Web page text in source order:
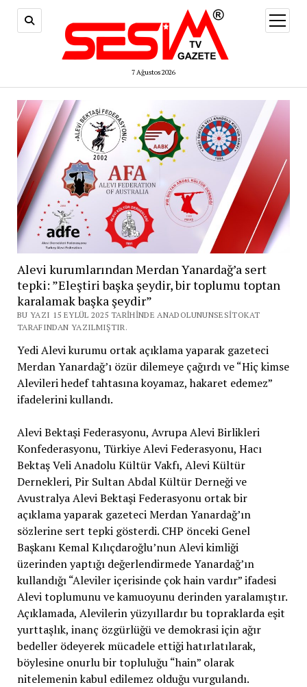
7 Ağustos 2026
aç
Alevi kurumlarından Merdan Yanardağ’a sert
tepki: ”Eleştiri başka şeydir, bir toplumu toptan
karalamak başka şeydir”
BU YAZI 15 EYLÜL 2025 TARIHINDE ANADOLUNUNSESITOKAT
TARAFINDAN YAZILMIŞTIR.
Yedi Alevi kurumu ortak açıklama yaparak gazeteci
Merdan Yanardağ’ı özür dilemeye çağırdı ve “Hiç kimse
Alevileri hedef tahtasına koyamaz, hakaret edemez”
ifadelerini kullandı.
Alevi Bektaşi Federasyonu, Avrupa Alevi Birlikleri
Konfederasyonu, Türkiye Alevi Federasyonu, Hacı
Bektaş Veli Anadolu Kültür Vakfı, Alevi Kültür
Dernekleri, Pir Sultan Abdal Kültür Derneği ve
Avustralya Alevi Bektaşi Federasyonu ortak bir
açıklama yaparak gazeteci Merdan Yanardağ’ın
sözlerine sert tepki gösterdi. CHP önceki Genel
Başkanı Kemal Kılıçdaroğlu’nun Alevi kimliği
üzerinden yaptığı değerlendirmede Yanardağ’ın
kullandığı “Aleviler içerisinde çok hain vardır” ifadesi
Alevi toplumunu ve kamuoyunu derinden yaralamıştır.
Açıklamada, Alevilerin yüzyıllardır bu topraklarda eşit
yurttaşlık, inanç özgürlüğü ve demokrasi için ağır
bedeller ödeyerek mücadele ettiği hatırlatılarak,
böylesine onurlu bir topluluğu “hain” olarak
nitelemenin kabul edilemez olduğu vurgulandı.